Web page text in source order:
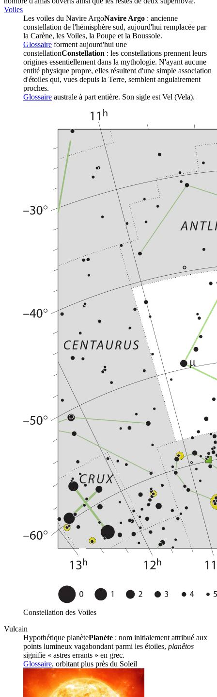
Voiles
Les voiles du Navire ArgoNavire Argo : ancienne
constellation de l'hémisphère sud, aujourd'hui remplacée par
la Carène, les Voiles, la Poupe et la Boussole.
Glossaire forment aujourd'hui une
constellationConstellation : les constellations prennent leurs
origines essentiellement dans la mythologie. N'ayant aucune
entité physique propre, elles résultent d'une simple association
d'étoiles qui, vues depuis la Terre, semblent angulairement
proches.
Glossaire australe à part entière. Son sigle est Vel (Vela).
Constellation des Voiles
Vulcain
Hypothétique planètePlanète : nom initialement attribué aux
points lumineux vagabondant parmi les étoiles, planêtos
signifie « astres errants » en grec.
Glossaire, orbitant plus près du Soleil